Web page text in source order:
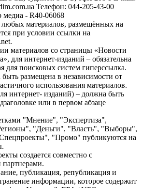
Телефон: 044-205-43-00
медиа - R40-06068
любых материалов, размещённых на
при условии ссылки на
материалов со страницы «Новости
для интернет-изданий – обязательна
для поисковых систем гиперссылка.
размещена в независимости от
использования материалов.
интернет- изданий) – должна быть
или в первом абзаце
"Мнение", "Экспертиза",
"Деньги", "Власть", "Выборы",
"Промо" публикуются на
создается совместно с
публикация, републикация и
информации, которое содержит